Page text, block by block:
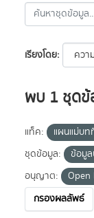
เรียงโดย
พบ 1 ชุด
แท็ค: แผนแม่บท
ชุดข้อมูล:
ข้อมูล
อนุญาต:
Open
กรองผลลัพธ์